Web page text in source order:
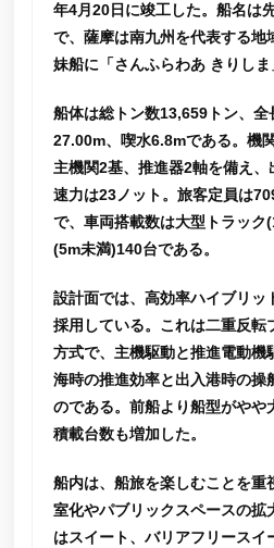
年4月20日に竣工した。船名は
で、薩摩は南九州を代表する地
妹船に「さんふらわあ きりしま
船体は総トン数13,659トン、
27.00m、喫水6.8mである。機
主機関2基、推進器2軸を備え
速力は23ノット。旅客定員は
で、車両搭載数は大型トラック
(5m未満)140台である。
設計面では、高効率ハイブリッ
採用している。これは二重反転
方式で、主機駆動と推進電動機
海時の推進効率と出入港時の操
のである。前船より船型がやや
積載台数も増加した。
船内は、船旅を楽しむことを重
室化やパブリックスペースの拡
はスイート、バリアフリースイ